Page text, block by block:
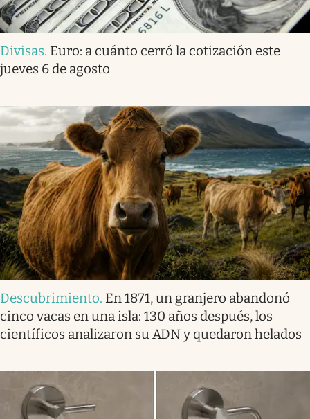
Divisas. Euro: a cuánto cerró la cotización este
jueves 6 de agosto
Descubrimiento. En 1871, un granjero abandonó
cinco vacas en una isla: 130 años después, los
científicos analizaron su ADN y quedaron helados